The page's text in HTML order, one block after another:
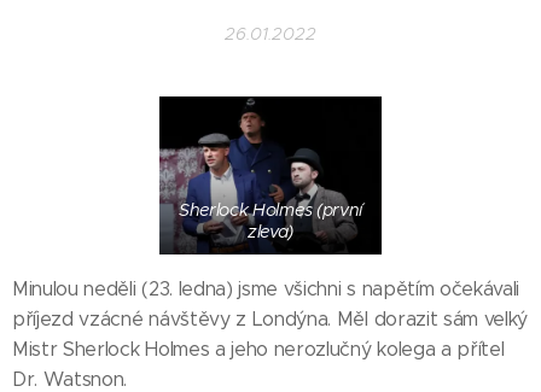
26.01.2022
Sherlock Holmes (první
zleva)
Minulou neděli (23. ledna) jsme všichni s napětím očekávali
příjezd vzácné návštěvy z Londýna. Měl dorazit sám velký
Mistr Sherlock Holmes a jeho nerozlučný kolega a přítel
Dr. Watsnon.